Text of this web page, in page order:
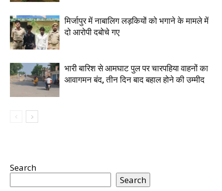
मिर्जापुर में नाबालिग लड़कियों को भगाने के मामले में
दो आरोपी दबोचे गए
भारी बारिश से आमघाट पुल पर चारपहिया वाहनों का
आवागमन बंद, तीन दिन बाद बहाल होने की उम्मीद
Search
Search